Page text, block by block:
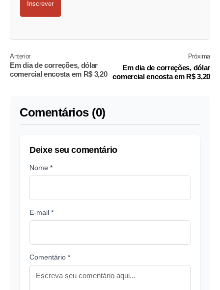
Inscrever
Anterior
Em dia de correções, dólar
comercial encosta em R$ 3,20
Próxima
Em dia de correções, dólar
comercial encosta em R$ 3,20
Comentários (0)
Deixe seu comentário
Nome *
E-mail *
Comentário *